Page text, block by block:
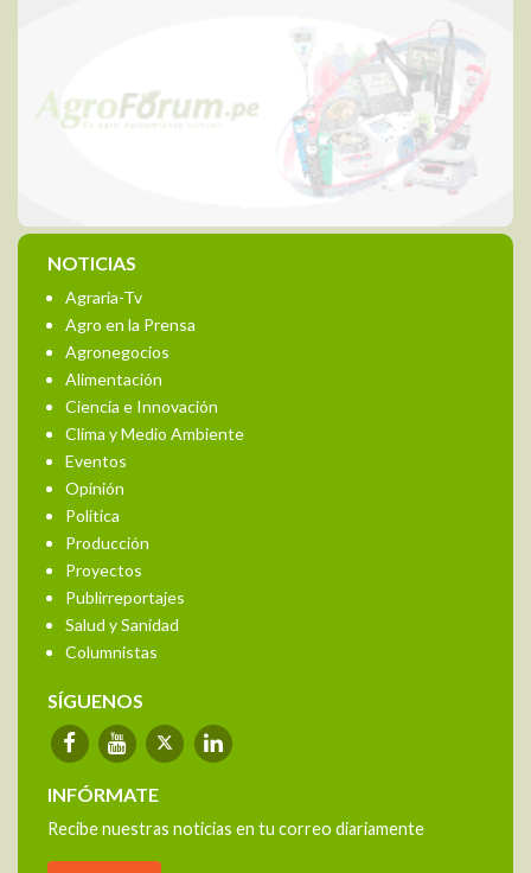
NOTICIAS
Agraria-Tv
Agro en la Prensa
Agronegocios
Alimentación
Ciencia e Innovación
Clima y Medio Ambiente
Eventos
Opinión
Política
Producción
Proyectos
Publirreportajes
Salud y Sanidad
Columnistas
SÍGUENOS
INFÓRMATE
Recibe nuestras noticias en tu correo diariamente